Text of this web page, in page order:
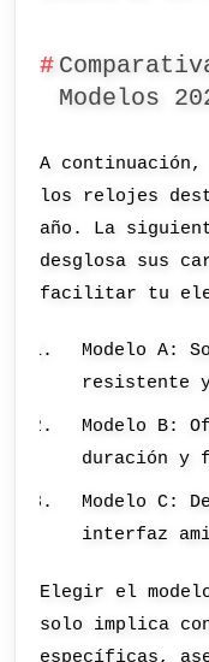
Modelos
A
los relojes
año. La
desglosa sus
facilitar tu
Modelo A:
resistente
Modelo B:
duración y
Modelo C:
interfaz
Elegir el
solo implica
específicas,